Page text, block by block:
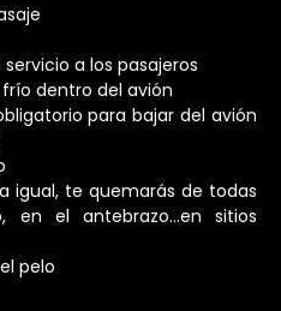
a los pasajeros
dentro del avión
para bajar del avión
igual, te quemarás de todas
en el antebrazo…en sitios
pelo